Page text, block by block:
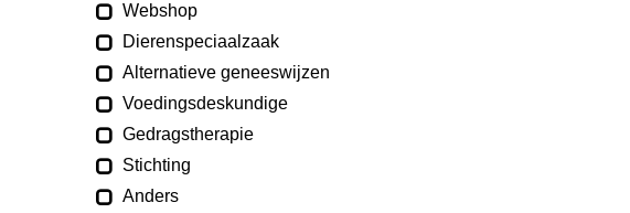
Webshop
Dierenspeciaalzaak
Alternatieve geneeswijzen
Voedingsdeskundige
Gedragstherapie
Stichting
Anders